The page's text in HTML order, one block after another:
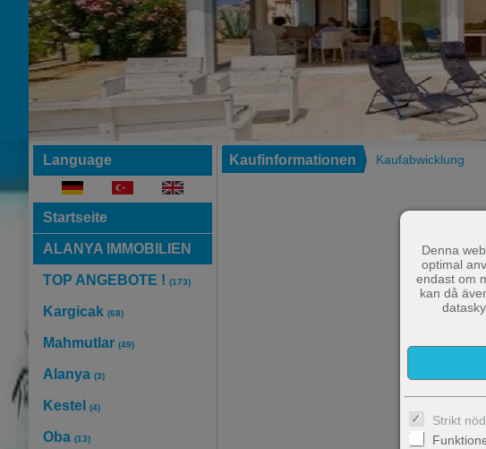
Language
Startseite
ALANYA IMMOBILIEN
TOP ANGEBOTE ! (173)
Kargicak (68)
Mahmutlar (49)
Alanya (3)
Kestel (4)
Oba (13)
Kaufinformationen Kaufabwicklung
Denna
optimal
endast om
kan då
Strikt